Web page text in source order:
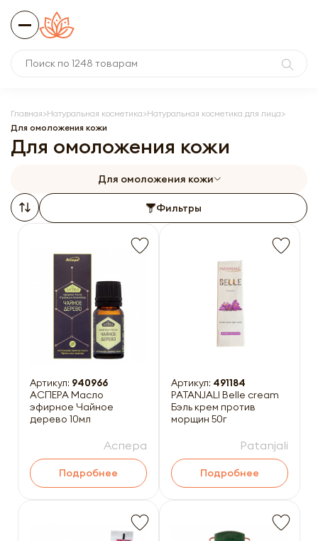
Главная Натуральная косметика Натуральная косметика для лица
Для омоложения кожи
Для омоложения кожи
Для омоложения кожи
Фильтры
Артикул: 940966
АСПЕРА Масло
эфирное Чайное
дерево 10мл
Аспера
Подробнее
Артикул: 491184
PATANJALI Belle cream
Бэль крем против
морщин 50г
Patanjali
Подробнее